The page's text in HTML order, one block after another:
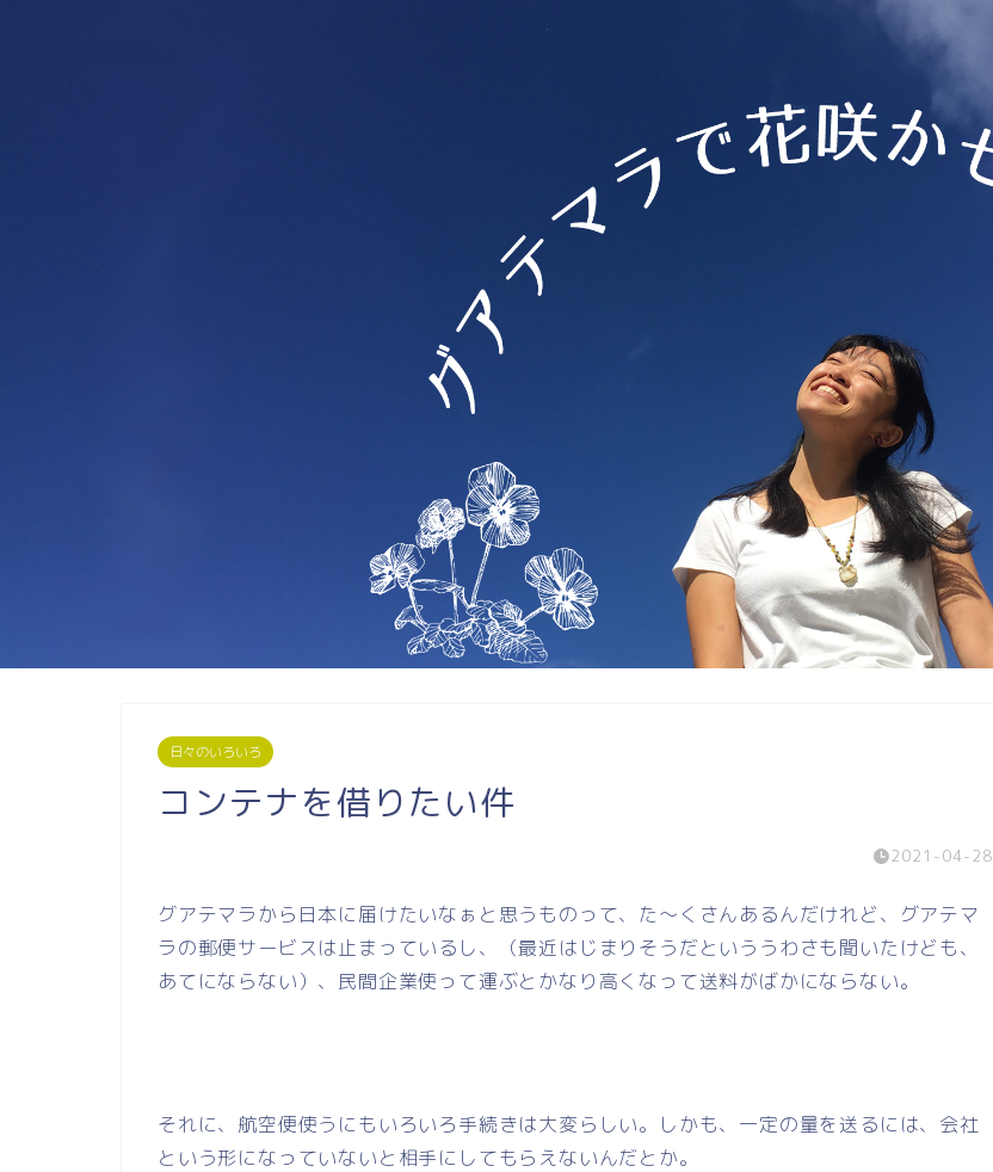
日々のいろいろ
コンテナを借りたい件
2021-04-28
グアテマラから日本に届けたいなぁと思うものって、た～くさんあるんだけれど、グアテマ
ラの郵便サービスは止まっているし、（最近はじまりそうだといううわさも聞いたけども、
あてにならない）、民間企業使って運ぶとかなり高くなって送料がばかにならない。
それに、航空便使うにもいろいろ手続きは大変らしい。しかも、一定の量を送るには、会社
という形になっていないと相手にしてもらえないんだとか。